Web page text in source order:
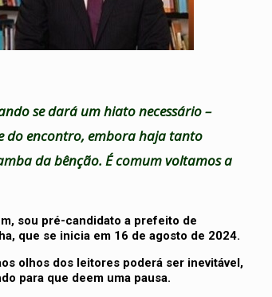
se dará um hiato necessário –
do encontro, embora haja tanto
da bênção. É comum voltamos a
sou pré-candidato a prefeito de
que se inicia em 16 de agosto de 2024.
olhos dos leitores poderá ser inevitável,
para que deem uma pausa.